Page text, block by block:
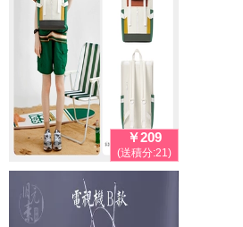
￥209
(送積分:21)